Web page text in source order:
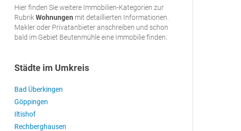
Hier finden Sie weitere Immobilien-Kategorien zur
Rubrik Wohnungen mit detaillierten Informationen.
Makler oder Privatanbieter anschreiben und schon
bald im Gebiet Beutenmühle eine Immobilie finden.
Städte im Umkreis
Bad Überkingen
Göppingen
Iltishof
Rechberghausen